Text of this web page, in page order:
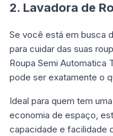
2. Lavadora de
Se você está em busca
para cuidar das suas
Roupa Semi Automatica
pode ser exatamente o
Ideal para quem tem
economia de espaço,
capacidade e facilidade